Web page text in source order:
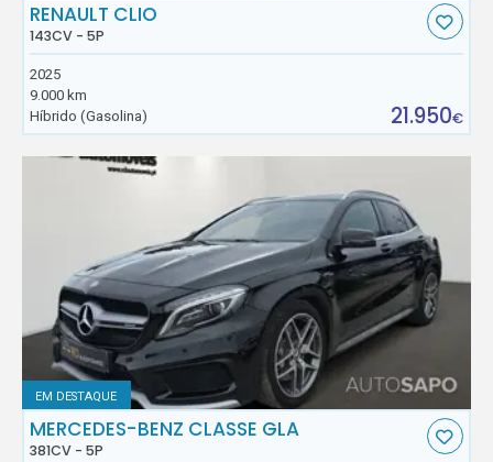
RENAULT CLIO
143CV - 5P
2025
9.000 km
Híbrido (Gasolina)
21.950€
EM DESTAQUE
MERCEDES-BENZ CLASSE GLA
381CV - 5P